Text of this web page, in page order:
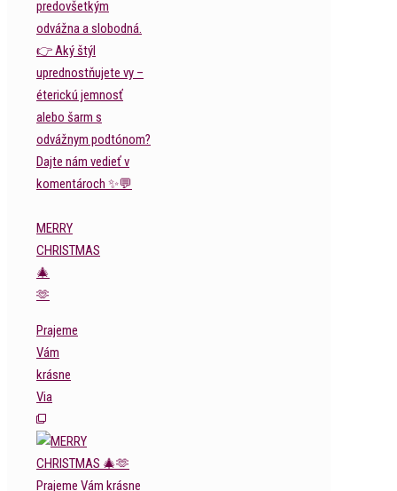
MERRY
CHRISTMAS
🎄
🫶
Prajeme
Vám
krásne
Via